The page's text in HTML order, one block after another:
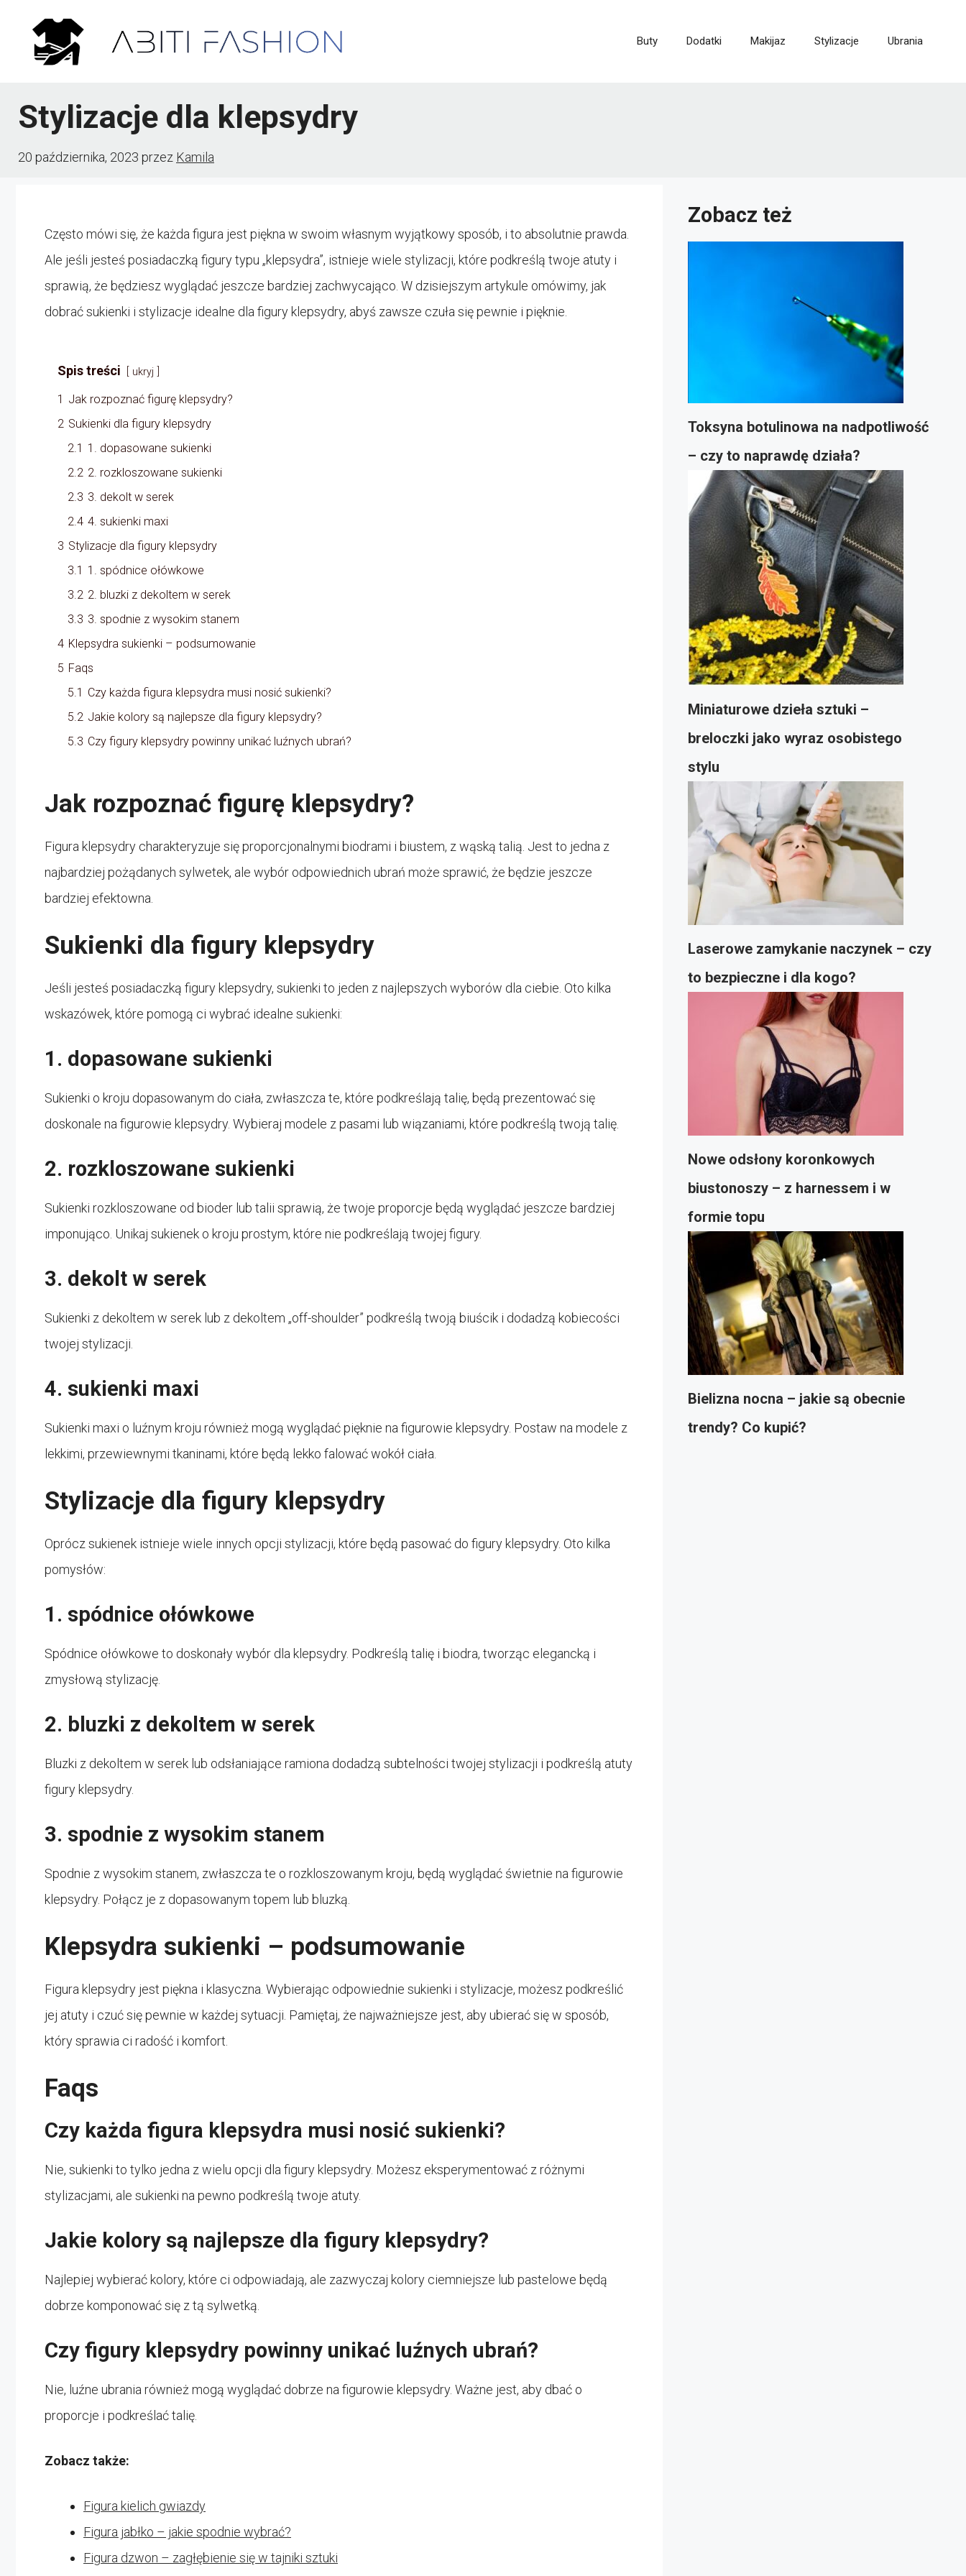
Buty Dodatki Makijaz Stylizacje Ubrania
Stylizacje dla klepsydry
20 października, 2023 przez Kamila
Często mówi się, że każda figura jest piękna w swoim własnym wyjątkowy sposób, i to absolutnie prawda.
Ale jeśli jesteś posiadaczką figury typu „klepsydra”, istnieje wiele stylizacji, które podkreślą twoje atuty i
sprawią, że będziesz wyglądać jeszcze bardziej zachwycająco. W dzisiejszym artykule omówimy, jak
dobrać sukienki i stylizacje idealne dla figury klepsydry, abyś zawsze czuła się pewnie i pięknie.
Spis treści ukryj
1 Jak rozpoznać figurę klepsydry?
2 Sukienki dla figury klepsydry
2.1 1. dopasowane sukienki
2.2 2. rozkloszowane sukienki
2.3 3. dekolt w serek
2.4 4. sukienki maxi
3 Stylizacje dla figury klepsydry
3.1 1. spódnice ołówkowe
3.2 2. bluzki z dekoltem w serek
3.3 3. spodnie z wysokim stanem
4 Klepsydra sukienki – podsumowanie
5 Faqs
5.1 Czy każda figura klepsydra musi nosić sukienki?
5.2 Jakie kolory są najlepsze dla figury klepsydry?
5.3 Czy figury klepsydry powinny unikać luźnych ubrań?
Jak rozpoznać figurę klepsydry?
Figura klepsydry charakteryzuje się proporcjonalnymi biodrami i biustem, z wąską talią. Jest to jedna z
najbardziej pożądanych sylwetek, ale wybór odpowiednich ubrań może sprawić, że będzie jeszcze
bardziej efektowna.
Sukienki dla figury klepsydry
Jeśli jesteś posiadaczką figury klepsydry, sukienki to jeden z najlepszych wyborów dla ciebie. Oto kilka
wskazówek, które pomogą ci wybrać idealne sukienki:
1. dopasowane sukienki
Sukienki o kroju dopasowanym do ciała, zwłaszcza te, które podkreślają talię, będą prezentować się
doskonale na figurowie klepsydry. Wybieraj modele z pasami lub wiązaniami, które podkreślą twoją talię.
2. rozkloszowane sukienki
Sukienki rozkloszowane od bioder lub talii sprawią, że twoje proporcje będą wyglądać jeszcze bardziej
imponująco. Unikaj sukienek o kroju prostym, które nie podkreślają twojej figury.
3. dekolt w serek
Sukienki z dekoltem w serek lub z dekoltem „off-shoulder” podkreślą twoją biuścik i dodadzą kobiecości
twojej stylizacji.
4. sukienki maxi
Sukienki maxi o luźnym kroju również mogą wyglądać pięknie na figurowie klepsydry. Postaw na modele z
lekkimi, przewiewnymi tkaninami, które będą lekko falować wokół ciała.
Stylizacje dla figury klepsydry
Oprócz sukienek istnieje wiele innych opcji stylizacji, które będą pasować do figury klepsydry. Oto kilka
pomysłów:
1. spódnice ołówkowe
Spódnice ołówkowe to doskonały wybór dla klepsydry. Podkreślą talię i biodra, tworząc elegancką i
zmysłową stylizację.
2. bluzki z dekoltem w serek
Bluzki z dekoltem w serek lub odsłaniające ramiona dodadzą subtelności twojej stylizacji i podkreślą atuty
figury klepsydry.
3. spodnie z wysokim stanem
Spodnie z wysokim stanem, zwłaszcza te o rozkloszowanym kroju, będą wyglądać świetnie na figurowie
klepsydry. Połącz je z dopasowanym topem lub bluzką.
Klepsydra sukienki – podsumowanie
Figura klepsydry jest piękna i klasyczna. Wybierając odpowiednie sukienki i stylizacje, możesz podkreślić
jej atuty i czuć się pewnie w każdej sytuacji. Pamiętaj, że najważniejsze jest, aby ubierać się w sposób,
który sprawia ci radość i komfort.
Faqs
Czy każda figura klepsydra musi nosić sukienki?
Nie, sukienki to tylko jedna z wielu opcji dla figury klepsydry. Możesz eksperymentować z różnymi
stylizacjami, ale sukienki na pewno podkreślą twoje atuty.
Jakie kolory są najlepsze dla figury klepsydry?
Najlepiej wybierać kolory, które ci odpowiadają, ale zazwyczaj kolory ciemniejsze lub pastelowe będą
dobrze komponować się z tą sylwetką.
Czy figury klepsydry powinny unikać luźnych ubrań?
Nie, luźne ubrania również mogą wyglądać dobrze na figurowie klepsydry. Ważne jest, aby dbać o
proporcje i podkreślać talię.
Zobacz także:
Figura kielich gwiazdy
Figura jabłko – jakie spodnie wybrać?
Figura dzwon – zagłębienie się w tajniki sztuki
Zobacz też
Toksyna botulinowa na nadpotliwość
– czy to naprawdę działa?
Miniaturowe dzieła sztuki –
breloczki jako wyraz osobistego
stylu
Laserowe zamykanie naczynek – czy
to bezpieczne i dla kogo?
Nowe odsłony koronkowych
biustonoszy – z harnessem i w
formie topu
Bielizna nocna – jakie są obecnie
trendy? Co kupić?